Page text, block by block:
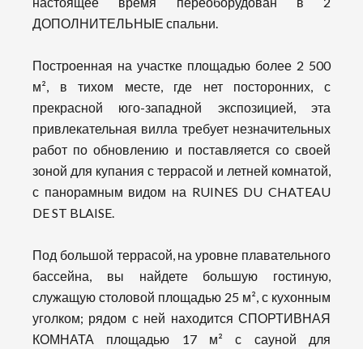
ДОПОЛНИТЕЛЬНЫЕ спальни.
Построенная на участке площадью более 2 500
м², в тихом месте, где нет посторонних, с
прекрасной юго-западной экспозицией, эта
привлекательная вилла требует незначительных
работ по обновлению и поставляется со своей
зоной для купания с террасой и летней комнатой,
с панорамным видом на RUINES DU CHATEAU
DE ST BLAISE.
Под большой террасой, на уровне плавательного
бассейна, вы найдете большую гостиную,
служащую столовой площадью 25 м², с кухонным
уголком; рядом с ней находится СПОРТИВНАЯ
КОМНАТА площадью 17 м² с сауной для